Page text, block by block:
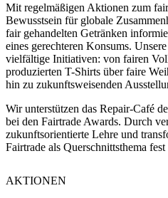
Mit regelmäßigen Aktionen zum
Bewusstsein für globale
fair gehandelten Getränken
eines gerechteren Konsums.
vielfältige Initiativen: von fairen
produzierten T-Shirts über faire
hin zu zukunftsweisenden
Wir unterstützen das Repair-Café
bei den Fairtrade Awards. Durch
zukunftsorientierte Lehre und
Fairtrade als Querschnittsthema
AKTIONEN